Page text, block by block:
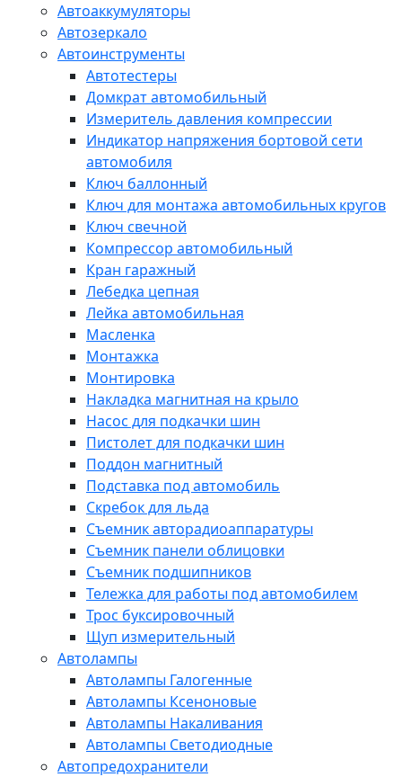
Автоаккумуляторы
Автозеркало
Автоинструменты
Автотестеры
Домкрат автомобильный
Измеритель давления компрессии
Индикатор напряжения бортовой сети
автомобиля
Ключ баллонный
Ключ для монтажа автомобильных кругов
Ключ свечной
Компрессор автомобильный
Кран гаражный
Лебедка цепная
Лейка автомобильная
Масленка
Монтажка
Монтировка
Накладка магнитная на крыло
Насос для подкачки шин
Пистолет для подкачки шин
Поддон магнитный
Подставка под автомобиль
Скребок для льда
Съемник авторадиоаппаратуры
Съемник панели облицовки
Съемник подшипников
Тележка для работы под автомобилем
Трос буксировочный
Щуп измерительный
Автолампы
Автолампы Галогенные
Автолампы Ксеноновые
Автолампы Накаливания
Автолампы Светодиодные
Автопредохранители